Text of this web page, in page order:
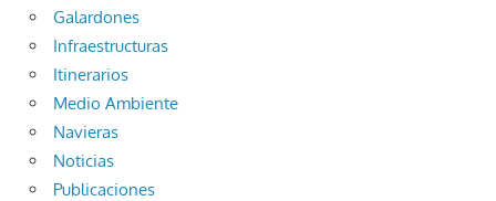
Galardones
Infraestructuras
Itinerarios
Medio Ambiente
Navieras
Noticias
Publicaciones